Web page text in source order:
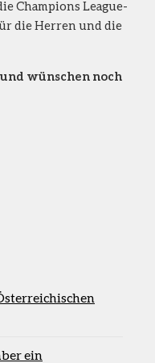
Champions League-
die Herren und die
wünschen noch
ein